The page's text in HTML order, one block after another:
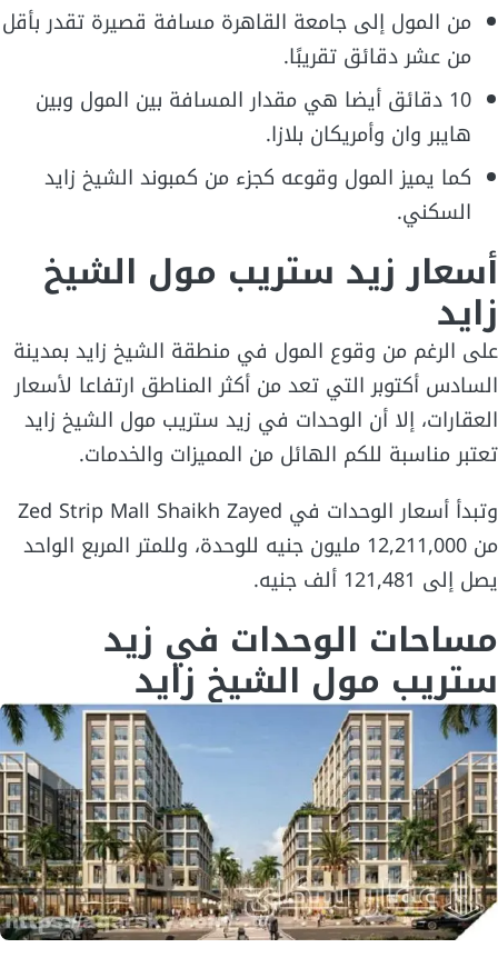
من المول إلى جامعة القاهرة مسافة قصيرة تقدر بأقل
من عشر دقائق تقريبًا.
10 دقائق أيضا هي مقدار المسافة بين المول وبين
هايبر وان وأمريكان بلازا.
كما يميز المول وقوعه كجزء من كمبوند الشيخ زايد
السكني.
أسعار زيد ستريب مول الشيخ
زايد
على الرغم من وقوع المول في منطقة الشيخ زايد بمدينة
السادس أكتوبر التي تعد من أكثر المناطق ارتفاعا لأسعار
العقارات، إلا أن الوحدات في زيد ستريب مول الشيخ زايد
تعتبر مناسبة للكم الهائل من المميزات والخدمات.
وتبدأ أسعار الوحدات في Zed Strip Mall Shaikh Zayed
من 12,211,000 مليون جنيه للوحدة، وللمتر المربع الواحد
يصل إلى 121,481 ألف جنيه.
مساحات الوحدات في زيد
ستريب مول الشيخ زايد